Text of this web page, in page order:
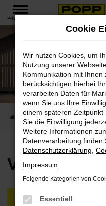
Zum
Hauptinhalt
springen
PKW MENÜ
Volvo V90 B4 Mild-Hybrid:
CO₂-Klasse kombiniert: F
Startseite Neufahrzeuge
Volvo V90
Cookie
Wir nutzen Cookies, um
Nutzung unserer
Kommunikation mit Ihnen
berücksichtigen hierbei
verarbeiten Daten für
wenn Sie uns Ihre
einem späteren Zeitpunkt
Sie die Einwilligung
Weitere Informationen
Datenverarbeitung finden
Datenschutzerklärung
Impressum
Folgende Kategorien von
Essentiell